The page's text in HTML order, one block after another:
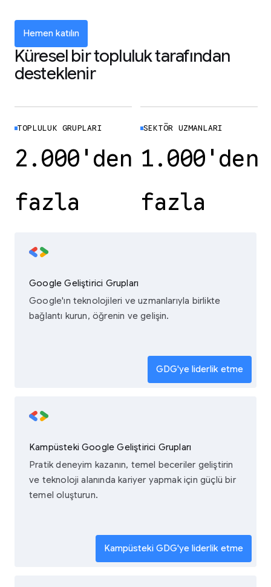
Hemen katılın
Küresel bir topluluk tarafından
desteklenir
TOPLULUK GRUPLARI
2.000'den
fazla
SEKTÖR UZMANLARI
1.000'den
fazla
Google Geliştirici Grupları
Google'ın teknolojileri ve uzmanlarıyla birlikte
bağlantı kurun, öğrenin ve gelişin.
GDG'ye liderlik etme
Kampüsteki Google Geliştirici Grupları
Pratik deneyim kazanın, temel beceriler geliştirin
ve teknoloji alanında kariyer yapmak için güçlü bir
temel oluşturun.
Kampüsteki GDG'ye liderlik etme